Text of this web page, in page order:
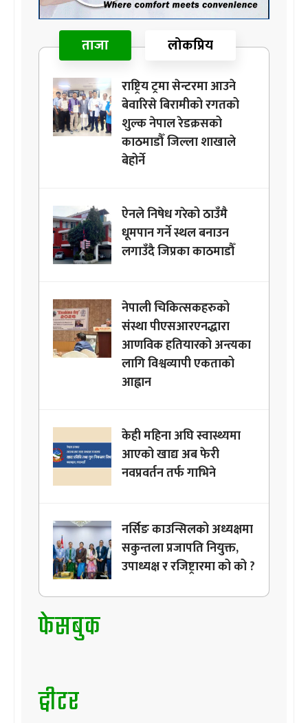
ताजा लोकप्रिय
राष्ट्रिय ट्रमा सेन्टरमा आउने
बेवारिसे बिरामीको रगतको
शुल्क नेपाल रेडक्रसको
काठमाडौँ जिल्ला शाखाले
बेहोर्ने
ऐनले निषेध गरेको ठाउँमै
धूमपान गर्ने स्थल बनाउन
लगाउँदै जिप्रका काठमाडौँ
नेपाली चिकित्सकहरुको
संस्था पीएसआरएनद्धारा
आणविक हतियारको अन्त्यका
लागि विश्वव्यापी एकताको
आह्वान
केही महिना अघि स्वास्थ्यमा
आएको खाद्य अब फेरी
नवप्रवर्तन तर्फ गाभिने
नर्सिङ काउन्सिलको अध्यक्षमा
सकुन्तला प्रजापति नियुक्त,
उपाध्यक्ष र रजिष्ट्रारमा को को ?
फेसबुक
ट्वीटर